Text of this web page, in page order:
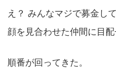
え？ みんなマジで募金し
顔を見合わせた仲間に目配
順番が回ってきた。